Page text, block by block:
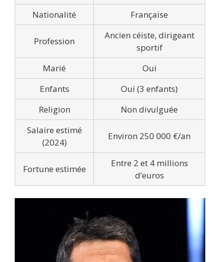
Nationalité
Française
Profession
Ancien céiste, dirigeant
sportif
Marié
Oui
Enfants
Oui (3 enfants)
Religion
Non divulguée
Salaire estimé
(2024)
Environ 250 000 €/an
Fortune estimée
Entre 2 et 4 millions
d’euros